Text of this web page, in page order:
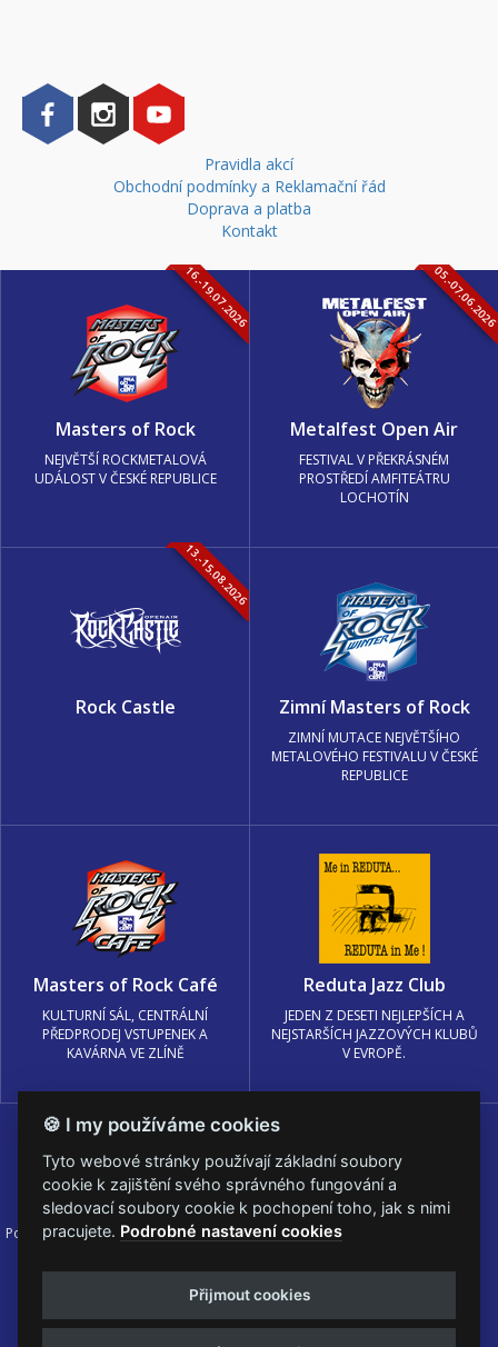
Pravidla akcí
Obchodní podmínky a Reklamační řád
Doprava a platba
Kontakt
16.-19.07.2026
Masters of Rock
NEJVĚTŠÍ ROCKMETALOVÁ
UDÁLOST V ČESKÉ REPUBLICE
05.-
Metalfest Open Air
FESTIVAL V PŘEKRÁSNÉM
PROSTŘEDÍ AMFITEÁTRU
LOCHOTÍN
13.-15.08.2026
Rock Castle Zimní Masters of Rock
ZIMNÍ MUTACE NEJVĚTŠÍHO
METALOVÉHO FESTIVALU V ČESKÉ
REPUBLICE
Masters of Rock Café
KULTURNÍ SÁL, CENTRÁLNÍ
PŘEDPRODEJ VSTUPENEK A
KAVÁRNA VE ZLÍNĚ
Reduta Jazz Club
JEDEN Z DESETI NEJLEPŠÍCH A
NEJSTARŠÍCH JAZZOVÝCH KLUBŮ
V EVROPĚ.
Podmínky užití 🍪 Změnit nastavení cookies.
© PRAGOKONCERT BOHEMIA, a.s.
Web s
k metalu vytvořila creatia.tech s.r.o. a
🍪 I my používáme cookies
Tyto webové stránky používají základní soubory
cookie k zajištění svého správného fungování a
sledovací soubory cookie k pochopení toho, jak s nimi
pracujete. Podrobné nastavení cookies
Přijmout cookies